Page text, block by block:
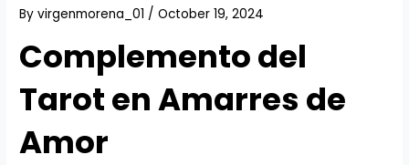
Byvirgenmorena_01 /October 19, 2024
Complemento del
Tarot en Amarres de
Amor